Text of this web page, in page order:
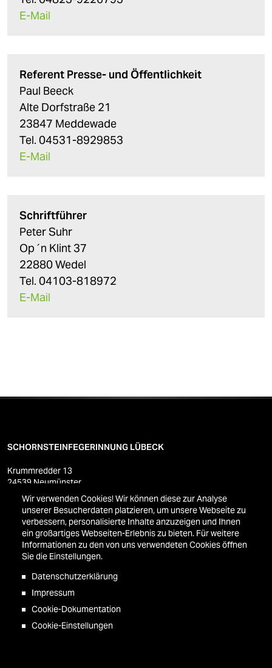
E-Mail
Referent Presse- und Öffentlichkeit
Paul Beeck
Alte Dorfstraße 21
23847 Meddewade
Tel. 04531-8929853
E-Mail
Schriftführer
Peter Suhr
Op´n Klint 37
22880 Wedel
Tel. 04103-818972
E-Mail
Wir verwenden Cookies! Wir können diese zur Analyse
unserer Besucherdaten platzieren, um unsere Webseite zu
verbessern, personalisierte Inhalte anzuzeigen und Ihnen
ein großartiges Webseiten-Erlebnis zu bieten. Für weitere
Informationen zu den von uns verwendeten Cookies öffnen
Sie die Einstellungen.
Datenschutzerklärung
Impressum
Cookie-Dokumentation
Cookie-Einstellungen
SCHORNSTEINFEGERINNUNG LÜBECK
Krummredder 13
24539 Neumünster
Tel.: 04321-70 99-0
Fax: 04321-70 99-19
Datenschutz
Kontakt
Routenplaner